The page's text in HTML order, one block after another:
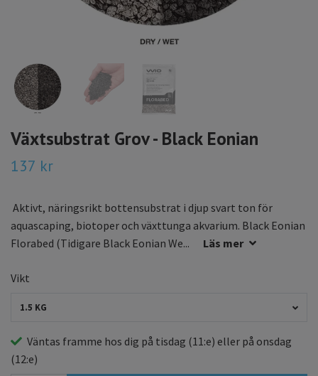
Växtsubstrat Grov - Black Eonian
137 kr
Aktivt, näringsrikt bottensubstrat i djup svart ton för
aquascaping, biotoper och växttunga akvarium. Black Eonian
Florabed (Tidigare Black Eonian We...
Läs mer
Vikt
1.5 KG
Väntas framme hos dig på tisdag (11:e) eller på onsdag
(12:e)